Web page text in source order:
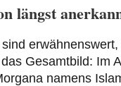
längst
Gesamtbild: Im
namens